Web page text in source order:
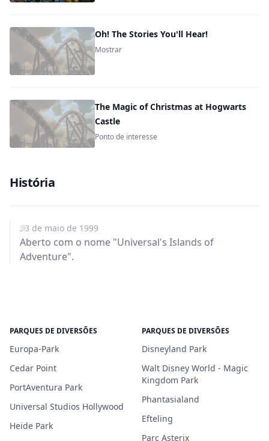
Oh! The Stories You'll Hear!
Mostrar
The Magic of Christmas at Hogwarts
Castle
Ponto de interesse
História
28 de maio de 1999
Aberto com o nome "Universal's Islands of
Adventure".
PARQUES DE DIVERSÕES
Europa-Park
Cedar Point
PortAventura Park
Universal Studios Hollywood
Heide Park
PARQUES DE DIVERSÕES
Disneyland Park
Walt Disney World - Magic
Kingdom Park
Phantasialand
Efteling
Parc Asterix